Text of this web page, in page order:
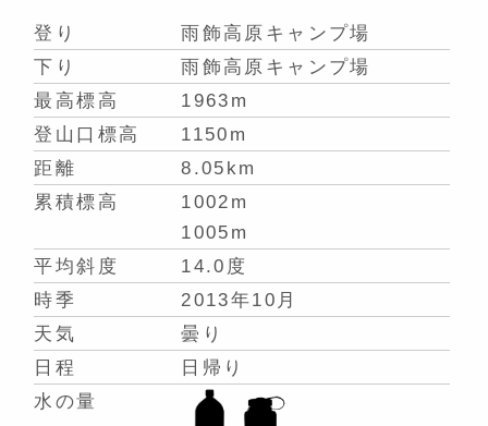
登り
雨飾高原キャンプ場
下り
雨飾高原キャンプ場
最高標高
1963m
登山口標高
1150m
距離
8.05km
累積標高
1002m
1005m
平均斜度
14.0度
時季
2013年10月
天気
曇り
日程
日帰り
水の量